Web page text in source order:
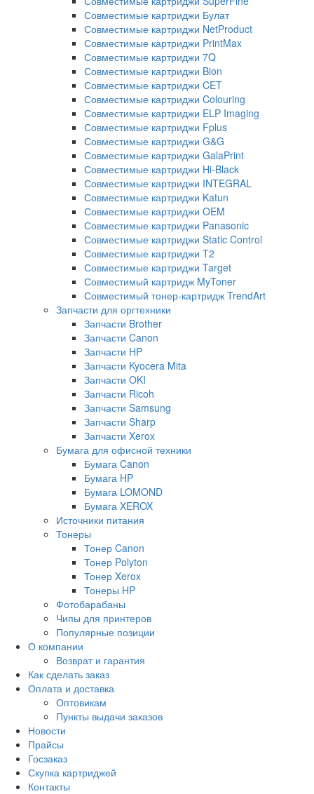
Совместимые картриджи Булат
Совместимые картриджи NetProduct
Совместимые картриджи PrintMax
Совместимые картриджи 7Q
Совместимые картриджи Bion
Совместимые картриджи CET
Совместимые картриджи Colouring
Совместимые картриджи ELP Imaging
Совместимые картриджи Fplus
Совместимые картриджи G&G
Совместимые картриджи GalaPrint
Совместимые картриджи Hi-Black
Совместимые картриджи INTEGRAL
Совместимые картриджи Katun
Совместимые картриджи OEM
Совместимые картриджи Panasonic
Совместимые картриджи Static Control
Совместимые картриджи T2
Совместимые картриджи Target
Совместимый картридж MyToner
Совместимый тонер-картридж TrendArt
Запчасти для оргтехники
Запчасти Brother
Запчасти Canon
Запчасти HP
Запчасти Kyocera Mita
Запчасти OKI
Запчасти Ricoh
Запчасти Samsung
Запчасти Sharp
Запчасти Xerox
Бумага для офисной техники
Бумага Canon
Бумага HP
Бумага LOMOND
Бумага XEROX
Источники питания
Тонеры
Тонер Canon
Тонер Polyton
Тонер Xerox
Тонеры HP
Фотобарабаны
Чипы для принтеров
Популярные позиции
О компании
Возврат и гарантия
Как сделать заказ
Оплата и доставка
Оптовикам
Пункты выдачи заказов
Новости
Прайсы
Госзаказ
Скупка картриджей
Контакты